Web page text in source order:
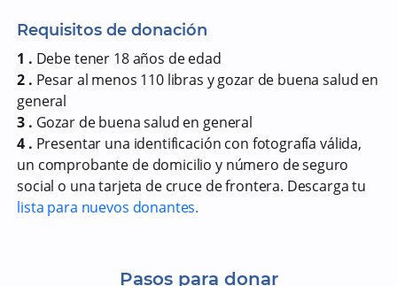
Requisitos de donación
1 . Debe tener 18 años de edad
2 . Pesar al menos 110 libras y gozar de buena salud en
general
3 . Gozar de buena salud en general
4 . Presentar una identificación con fotografía válida,
un comprobante de domicilio y número de seguro
social o una tarjeta de cruce de frontera. Descarga tu
lista para nuevos donantes.
Pasos para donar